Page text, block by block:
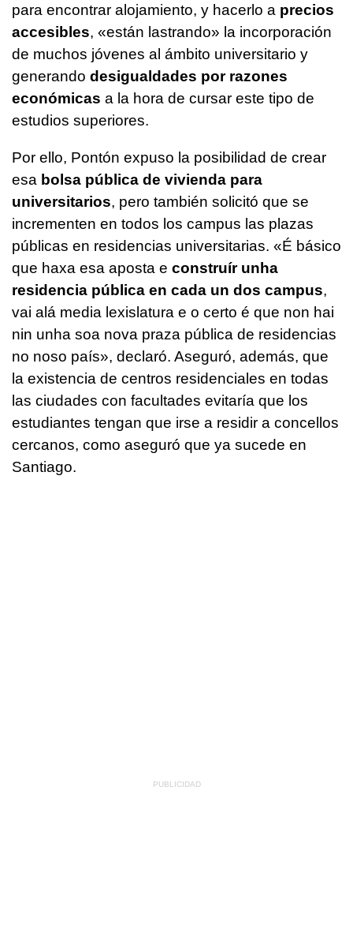
para encontrar alojamiento, y hacerlo a precios
accesibles, «están lastrando» la incorporación
de muchos jóvenes al ámbito universitario y
generando desigualdades por razones
económicas a la hora de cursar este tipo de
estudios superiores.
Por ello, Pontón expuso la posibilidad de crear
esa bolsa pública de vivienda para
universitarios, pero también solicitó que se
incrementen en todos los campus las plazas
públicas en residencias universitarias. «É básico
que haxa esa aposta e construír unha
residencia pública en cada un dos campus,
vai alá media lexislatura e o certo é que non hai
nin unha soa nova praza pública de residencias
no noso país», declaró. Aseguró, además, que
la existencia de centros residenciales en todas
las ciudades con facultades evitaría que los
estudiantes tengan que irse a residir a concellos
cercanos, como aseguró que ya sucede en
Santiago.